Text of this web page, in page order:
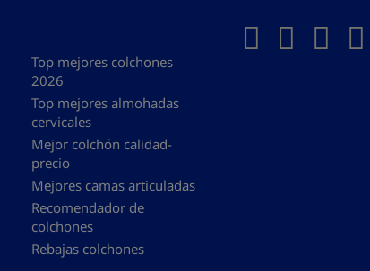
Top mejores colchones
2026
Top mejores almohadas
cervicales
Mejor colchón calidad-
precio
Mejores camas articuladas
Recomendador de
colchones
Rebajas colchones